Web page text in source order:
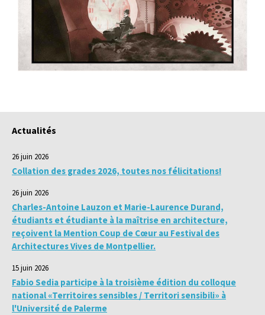
Actualités
26 juin 2026
Collation des grades 2026, toutes nos félicitations!
26 juin 2026
Charles-Antoine Lauzon et Marie-Laurence Durand,
étudiants et étudiante à la maîtrise en architecture,
reçoivent la Mention Coup de Cœur au Festival des
Architectures Vives de Montpellier.
15 juin 2026
Fabio Sedia participe à la troisième édition du colloque
national «Territoires sensibles / Territori sensibili» à
l'Université de Palerme